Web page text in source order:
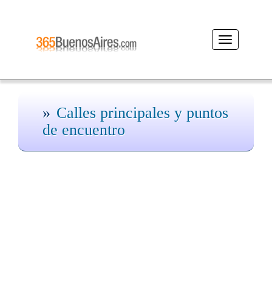
Desplegar
navegación
Calles principales y puntos
de encuentro